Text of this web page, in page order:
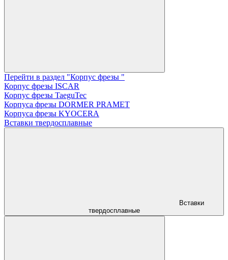
Перейти в раздел "Корпус фрезы "
Корпус фрезы ISCAR
Корпус фрезы TaeguTec
Корпуса фрезы DORMER PRAMET
Корпуса фрезы KYOCERA
Вставки твердосплавные
Вставки
твердосплавные